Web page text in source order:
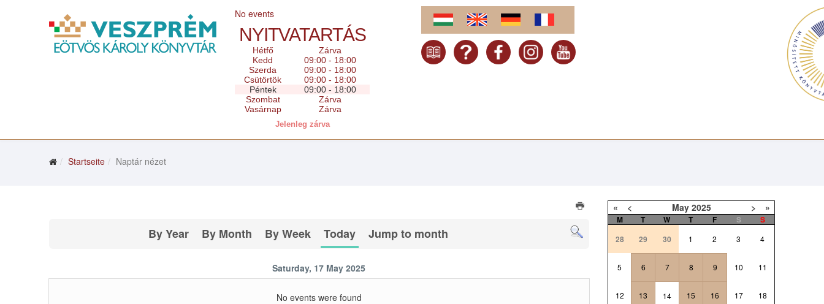
No events
NYITVATARTÁS
Hétfő
Zárva
Kedd
09:00 - 18:00
Szerda
09:00 - 18:00
Csütörtök
09:00 - 18:00
Péntek
09:00 - 18:00
Szombat
Zárva
Vasárnap
Zárva
Jelenleg zárva
Startseite Naptár nézet
By Year By Month By Week Today Jump to month
Saturday, 17 May 2025
No events were found
« < May 2025 > »
M T W T F S
S
28
29 30 1 2 3 4
5 6 7 8 9 10 11
12 13 14 15 16 17 18